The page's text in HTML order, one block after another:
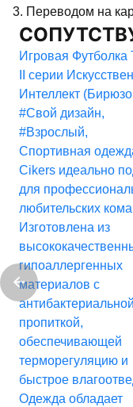
3. Переводом на
Игровая
II серии
Интеллект
#Свой дизайн,
#Взрослый,
Спортивная
Cikers идеально
для
любительских
Изготовлена из
гипоаллергенных
материалов с
антибактериальной
пропиткой,
обеспечивающей
терморегуляцию и
быстрое
Одежда обладает